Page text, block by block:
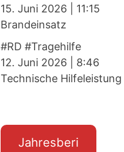
15. Juni 2026
11:15
Brandeinsatz
#RD #Tragehilfe
12. Juni 2026
8:46
Technische Hilfeleistung
Jahresberi